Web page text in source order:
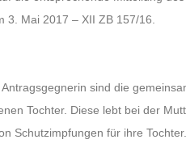
3. Mai 2017 – XII ZB 157/16.
sind die
Tochter. Diese lebt bei der
Schutzimpfungen für ihre